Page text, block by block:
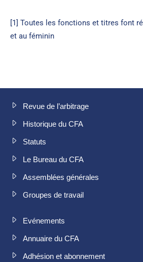
[1] Toutes les fonctions et titres font
et au féminin
Revue de l’arbitrage
Historique du CFA
Statuts
Le Bureau du CFA
Assemblées générales
Groupes de travail
Evénements
Annuaire du CFA
Adhésion et abonnement